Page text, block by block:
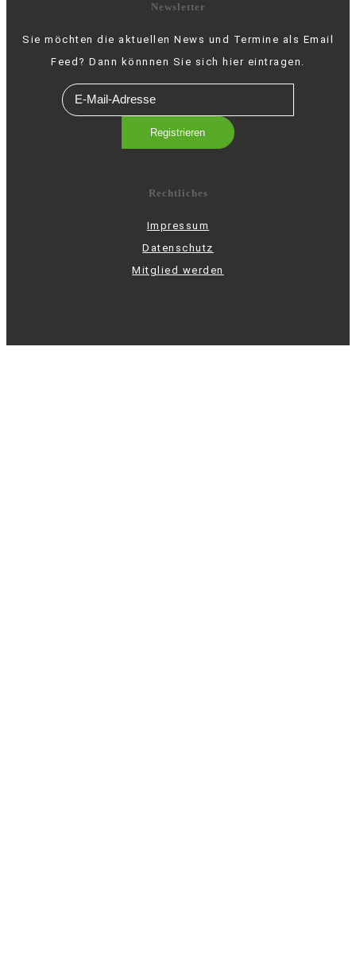
Newsletter
Sie möchten die aktuellen News und Termine als Email
Feed? Dann könnnen Sie sich hier eintragen.
Rechtliches
Impressum
Datenschutz
Mitglied werden